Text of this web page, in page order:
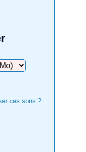
ces sons ?